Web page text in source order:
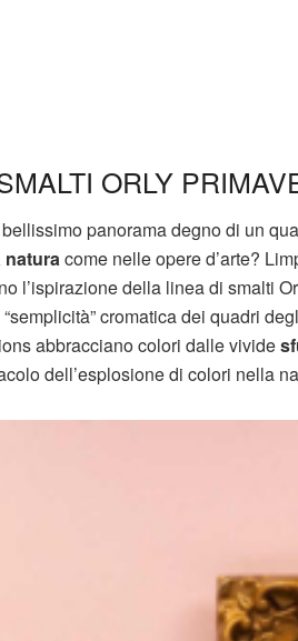
ORLY
panorama degno di un
naturacome nelle opere d’arte?
l’ispirazione della linea di smalti
cromatica dei quadri
abbracciano colori dalle vivide
dell’esplosione di colori nella